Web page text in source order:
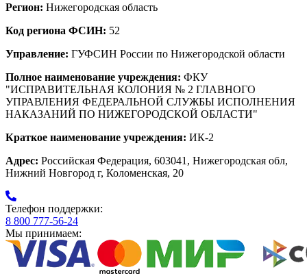
Регион: Нижегородская область
Код региона ФСИН: 52
Управление: ГУФСИН России по Нижегородской области
Полное наименование учреждения: ФКУ
"ИСПРАВИТЕЛЬНАЯ КОЛОНИЯ № 2 ГЛАВНОГО
УПРАВЛЕНИЯ ФЕДЕРАЛЬНОЙ СЛУЖБЫ ИСПОЛНЕНИЯ
НАКАЗАНИЙ ПО НИЖЕГОРОДСКОЙ ОБЛАСТИ"
Краткое наименование учреждения: ИК-2
Адрес: Российская Федерация, 603041, Нижегородская обл,
Нижний Новгород г, Коломенская, 20
Телефон поддержки:
8 800 777-56-24
Мы принимаем: